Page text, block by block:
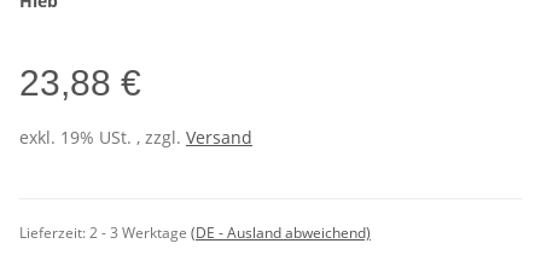
23,88 €
exkl. 19% USt. , zzgl. Versand
Lieferzeit:2 - 3 Werktage (DE - Ausland abweichend)